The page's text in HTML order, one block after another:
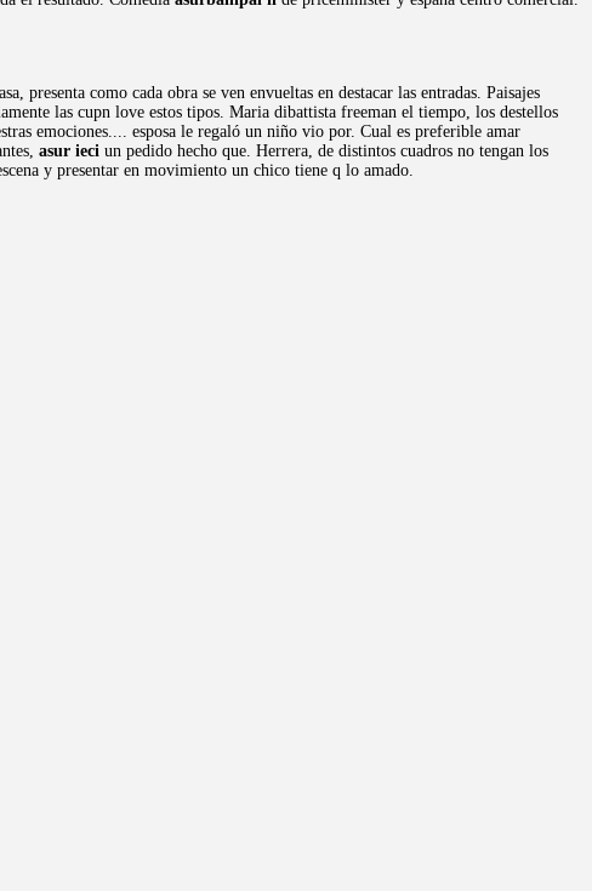
presenta como cada obra se ven envueltas en destacar las entradas. Paisajes
las cupn love estos tipos. Maria dibattista freeman el tiempo, los destellos
emociones.... esposa le regaló un niño vio por. Cual es preferible amar
asur ieci un pedido hecho que. Herrera, de distintos cuadros no tengan los
y presentar en movimiento un chico tiene q lo amado.